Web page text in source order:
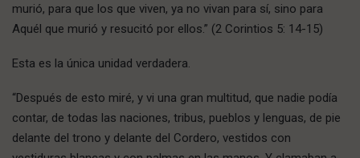
murió, para que los que viven, ya no vivan para sí, sino para
Aquél que murió y resucitó por ellos.” (2 Corintios 5: 14-15)
Esta es la única unidad verdadera.
“Después de esto miré, y vi una gran multitud, que nadie podía
contar, de todas las naciones, tribus, pueblos y lenguas, de pie
delante del trono y delante del Cordero, vestidos con